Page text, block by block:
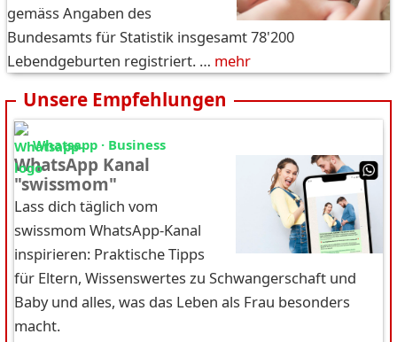
gemäss Angaben des
Bundesamts für Statistik insgesamt 78'200
Lebendgeburten registriert. … mehr
Unsere Empfehlungen
Whatsapp · Business
WhatsApp Kanal
"swissmom"
Lass dich täglich vom
swissmom WhatsApp-Kanal
inspirieren: Praktische Tipps
für Eltern, Wissenswertes zu Schwangerschaft und
Baby und alles, was das Leben als Frau besonders
macht.